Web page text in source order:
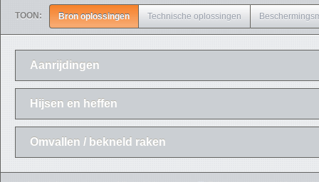
TOON: Bron oplossingen Technische oplossingen
Aanrijdingen
Hijsen en heffen
Omvallen / bekneld raken